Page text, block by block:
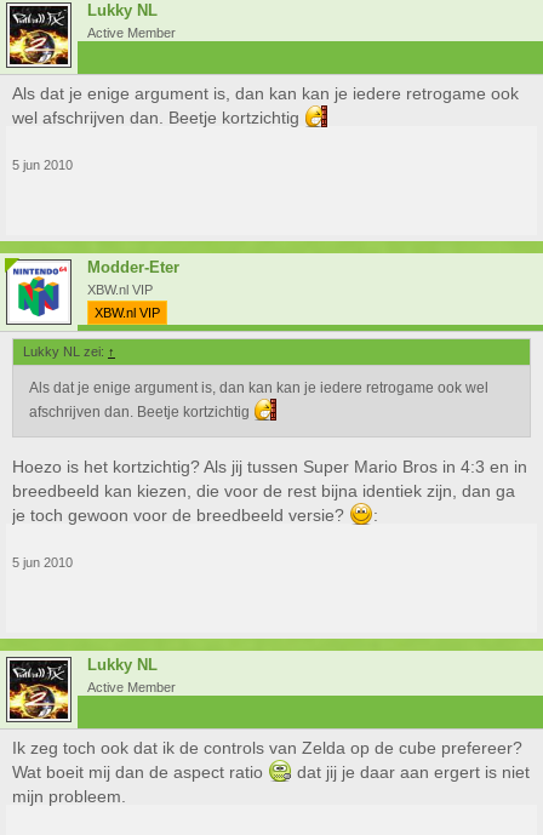
Lukky NL
Active Member
Als dat je enige argument is, dan kan kan je iedere retrogame ook
wel afschrijven dan. Beetje kortzichtig
5 jun 2010
Modder-Eter
XBW.nl VIP
XBW.nl VIP
Lukky NL zei: ↑
Als dat je enige argument is, dan kan kan je iedere retrogame ook wel
afschrijven dan. Beetje kortzichtig
Hoezo is het kortzichtig? Als jij tussen Super Mario Bros in 4:3 en in
breedbeeld kan kiezen, die voor de rest bijna identiek zijn, dan ga
je toch gewoon voor de breedbeeld versie?
:
5 jun 2010
Lukky NL
Active Member
Ik zeg toch ook dat ik de controls van Zelda op de cube prefereer?
Wat boeit mij dan de aspect ratio
dat jij je daar aan ergert is niet
mijn probleem.